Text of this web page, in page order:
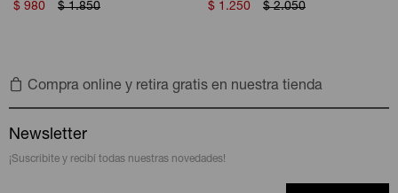
$ 980 $ 1.850
$ 1.250 $ 2.050
Compra online y retira gratis en nuestra tienda
Newsletter
¡Suscribite y recibí todas nuestras novedades!